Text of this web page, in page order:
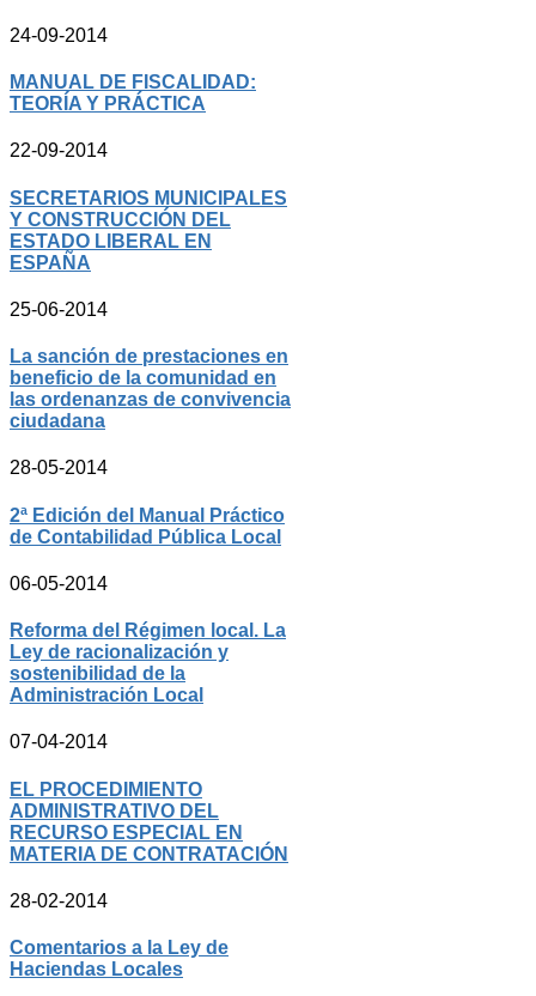
24-09-2014
MANUAL DE FISCALIDAD:
TEORÍA Y PRÁCTICA
22-09-2014
SECRETARIOS MUNICIPALES
Y CONSTRUCCIÓN DEL
ESTADO LIBERAL EN
ESPAÑA
25-06-2014
La sanción de prestaciones en
beneficio de la comunidad en
las ordenanzas de convivencia
ciudadana
28-05-2014
2ª Edición del Manual Práctico
de Contabilidad Pública Local
06-05-2014
Reforma del Régimen local. La
Ley de racionalización y
sostenibilidad de la
Administración Local
07-04-2014
EL PROCEDIMIENTO
ADMINISTRATIVO DEL
RECURSO ESPECIAL EN
MATERIA DE CONTRATACIÓN
28-02-2014
Comentarios a la Ley de
Haciendas Locales